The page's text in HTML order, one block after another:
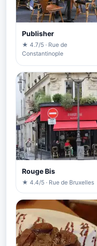
Publisher
★ 4.7/5 · Rue de
Constantinople
Rouge Bis
★ 4.4/5 · Rue de Bruxelles